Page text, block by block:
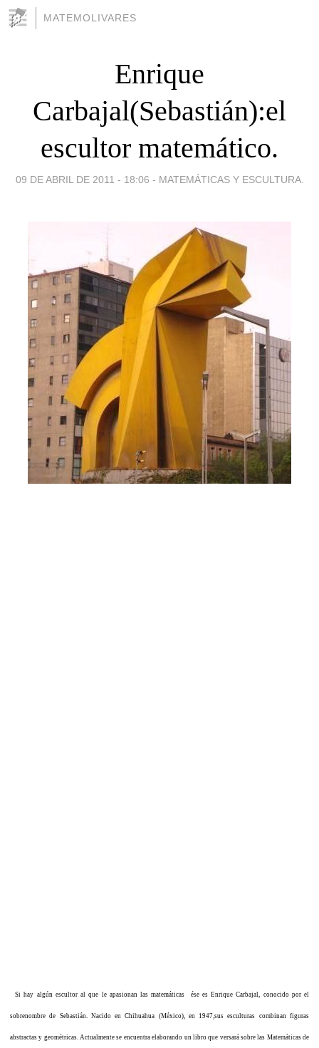
MATEMOLIVARES
Enrique
Carbajal(Sebastián):el
escultor matemático.
09 DE ABRIL DE 2011 - 18:06 - MATEMÁTICAS Y ESCULTURA.
Si hay algún escultor al que le apasionan las matemáticas ése es Enrique Carbajal, conocido por el
sobrenombre de Sebastián. Nacido en Chihuahua (México), en 1947,sus esculturas combinan figuras
abstractas y geométricas. Actualmente se encuentra elaborando un libro que versará sobre las Matemáticas de